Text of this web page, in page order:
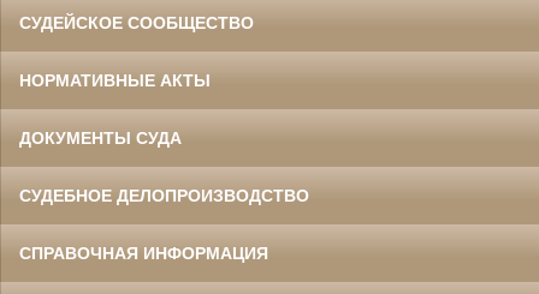
СУДЕЙСКОЕ СООБЩЕСТВО
НОРМАТИВНЫЕ АКТЫ
ДОКУМЕНТЫ СУДА
СУДЕБНОЕ ДЕЛОПРОИЗВОДСТВО
СПРАВОЧНАЯ ИНФОРМАЦИЯ